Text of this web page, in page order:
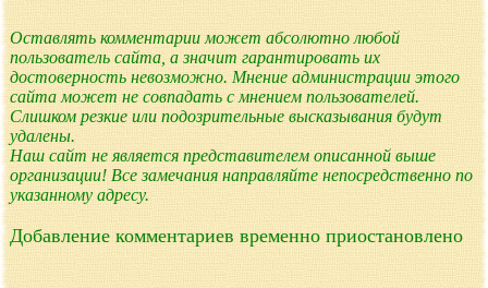
Оставлять комментарии может абсолютно любой
пользователь сайта, а значит гарантировать их
достоверность невозможно. Мнение администрации этого
сайта может не совпадать с мнением пользователей.
Слишком резкие или подозрительные высказывания будут
удалены.
Наш сайт не является представителем описанной выше
организации! Все замечания направляйте непосредственно по
указанному адресу.
Добавление комментариев временно приостановлено